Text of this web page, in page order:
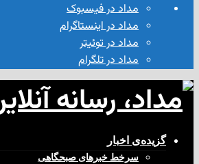
مداد در فیسبوک
مداد در اینستاگرام
مداد در توئیتر
مداد در تلگرام
گزیده‌ی‌ اخبار
سرخط خبرهای صبحگاهی